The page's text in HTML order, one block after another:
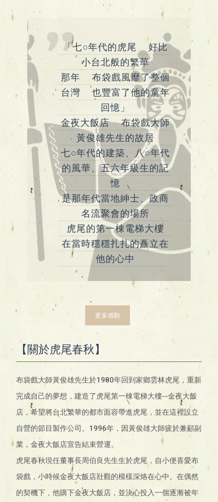
「七○年代的虎尾 好比
小台北般的繁華
那年 布袋戲風靡了整個
台灣 也豐富了他的童年
回憶」
金夜大飯店 布袋戲大師
黃俊雄先生的故居
七○年代的建築、八○年代
的風華、五六年級生的記
憶
是那年代當地紳士、政商
名流聚會的場所
虎尾的第一棟電梯大樓
在當時穩穩扎扎的矗立在
他的心中
更多感動
【關於虎尾春秋】
布袋戲大師黃俊雄先生於1980年回到家鄉雲林虎尾，重新
完成自己的夢想，建造了虎尾第一棟電梯大樓--金夜大飯
店，希望將台北繁華的都市面容帶進虎尾，並在這裡設立
自營的節目製作公司。1996年，因黃俊雄大師疲於兼顧副
業，金夜大飯店宣告結束營運。
虎尾春秋現任董事長周伯良先生生於虎尾，自小便喜愛布
袋戲，小時候金夜大飯店壯觀的模樣深烙在心中。在偶然
的契機下，他購下金夜大飯店，並決心投入一個逐漸被年